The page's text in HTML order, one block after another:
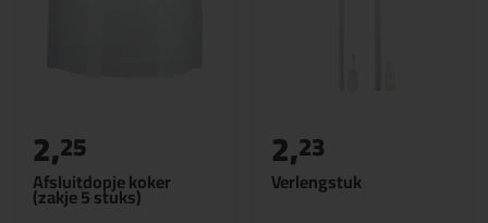
Afsluitdopje koker
(zakje 5 stuks)
2,25
Verlengstuk
2,23